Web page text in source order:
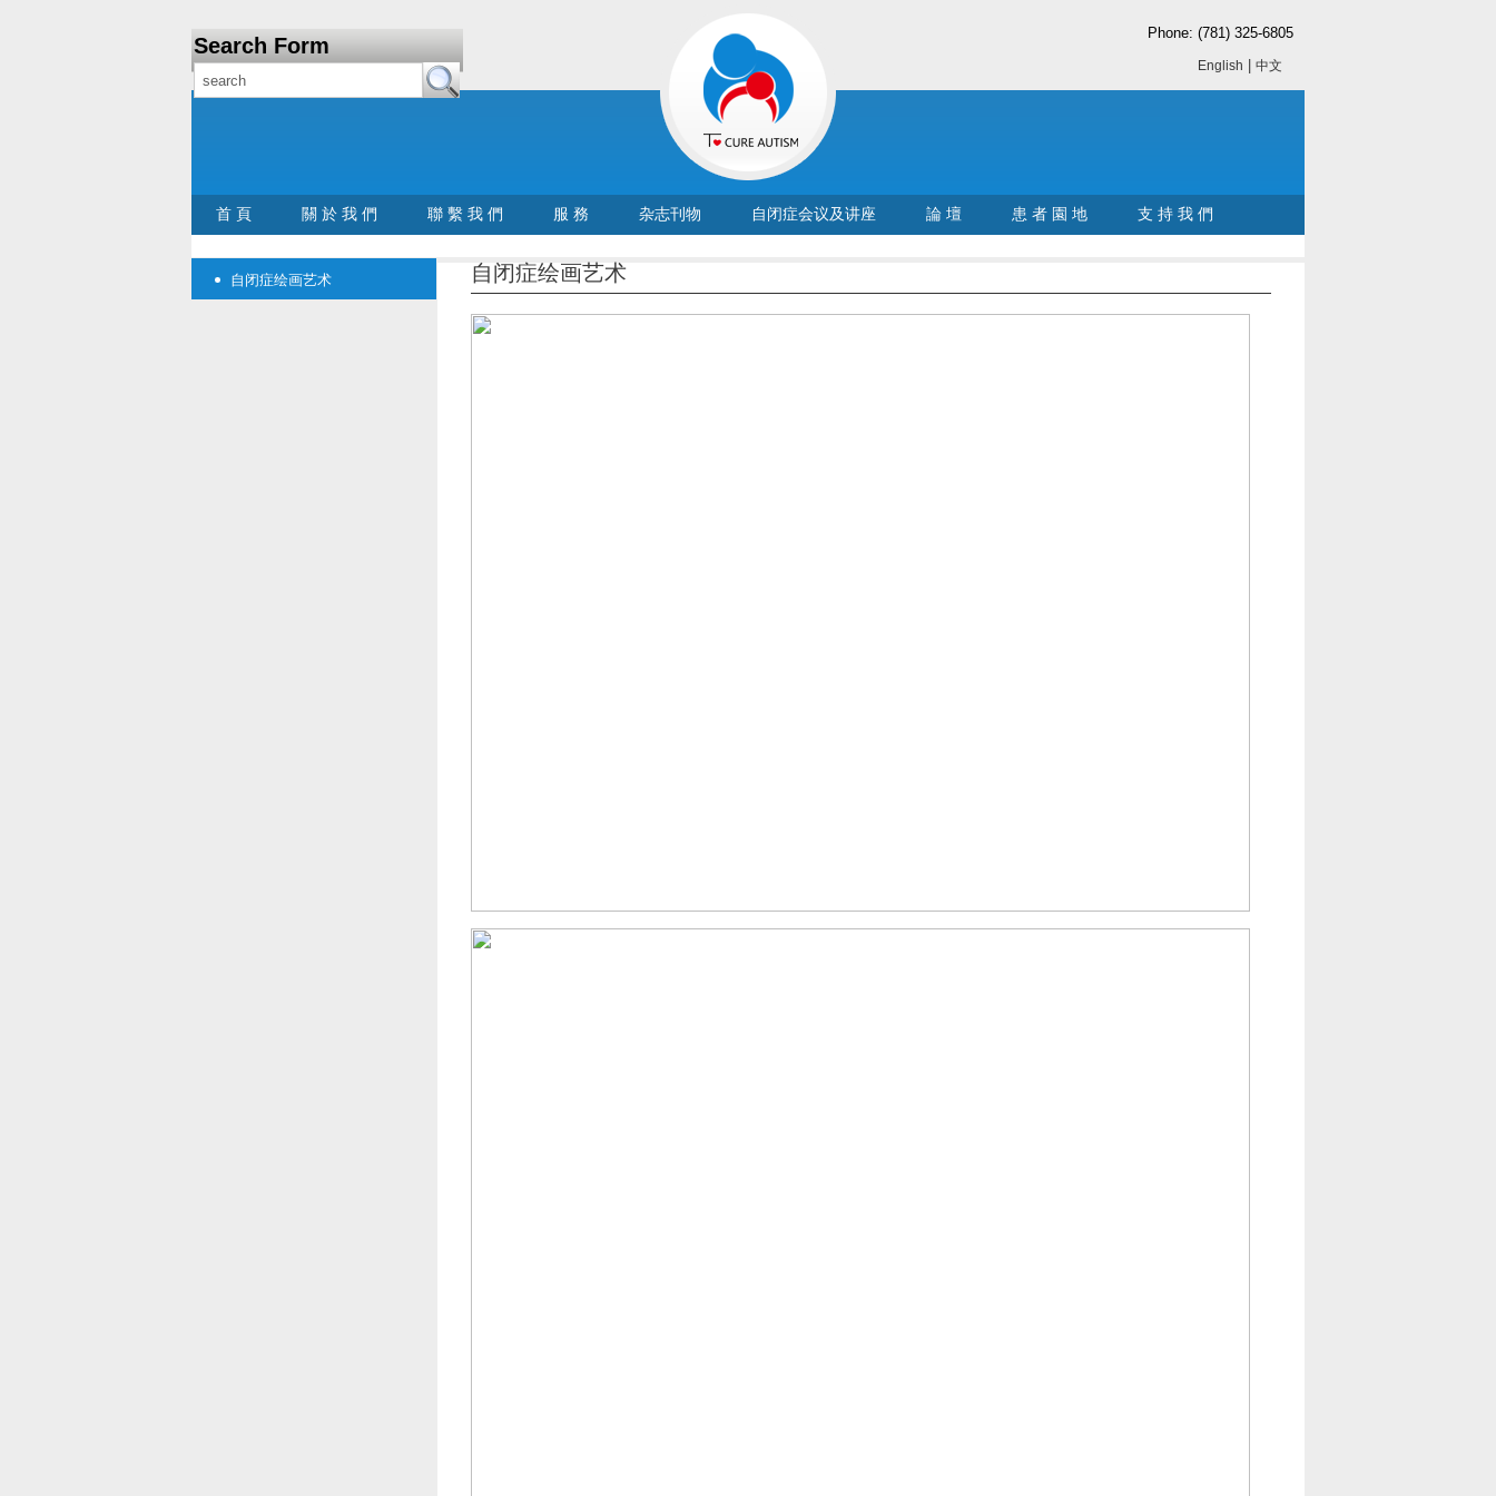
Search Form
Phone: (781) 325-6805
English 中文
首 頁 關 於 我 們 聯 繫 我 們 服 務 杂志刊物 自闭症会议及讲座 論 壇 患 者 園 地 支 持 我 們
自闭症绘画艺术 自闭症绘画艺术